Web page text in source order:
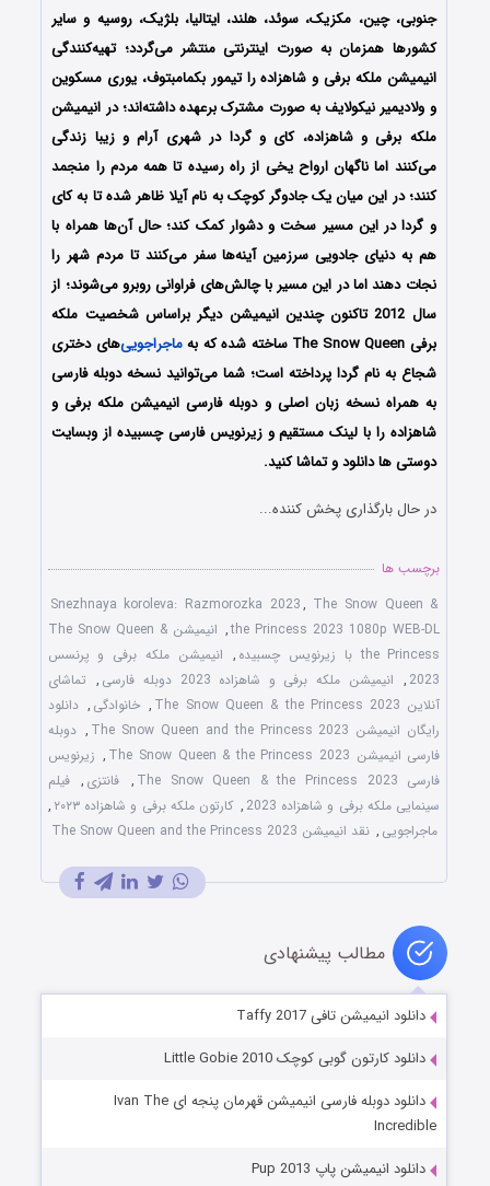
جنوبی، چین، مکزیک، سوئد، هلند، ایتالیا، بلژیک، روسیه و سایر
کشورها همزمان به صورت اینترنتی منتشر می‌گردد؛ تهیه‌کنندگی
انیمیشن ملکه برفی و شاهزاده را تیمور بکمامبتوف، یوری مسکوین
و ولادیمیر نیکولایف به صورت مشترک برعهده داشته‌اند؛ در انیمیشن
ملکه برفی و شاهزاده، کای و گردا در شهری آرام و زیبا زندگی
می‌کنند اما ناگهان ارواح یخی از راه رسیده تا همه مردم را منجمد
کنند؛ در این میان یک جادوگر کوچک به نام آیلا ظاهر شده تا به کای
و گردا در این مسیر سخت و دشوار کمک کند؛ حال آن‌ها همراه با
هم به دنیای جادویی سرزمین آینه‌ها سفر می‌کنند تا مردم شهر را
نجات دهند اما در این مسیر با چالش‌های فراوانی روبرو می‌شوند؛ از
سال 2012 تاکنون چندین انیمیشن دیگر براساس شخصیت ملکه
برفی The Snow Queen ساخته شده که به
ماجراجویی‌های دختری
شجاع به نام گردا پرداخته است؛ شما می‌توانید نسخه دوبله فارسی
به همراه نسخه زبان اصلی و دوبله فارسی انیمیشن ملکه برفی و
شاهزاده را با لینک مستقیم و زیرنویس فارسی چسبیده از وبسایت
دوستی ها دانلود و تماشا کنید.
در حال بارگذاری پخش کننده...
برچسب ها
Snezhnaya koroleva: Razmorozka 2023, The Snow Queen &
the Princess 2023 1080p WEB-DL
,
انیمیشن The Snow Queen &
the Princess با زیرنویس چسبیده
, انیمیشن ملکه برفی و پرنسس
2023
, انیمیشن ملکه برفی و شاهزاده 2023 دوبله فارسی , تماشای
آنلاین The Snow Queen & the Princess 2023
, خانوادگی , دانلود
رایگان انیمیشن The Snow Queen and the Princess 2023
, دوبله
فارسی انیمیشن The Snow Queen & the Princess 2023
, زیرنویس
فارسی The Snow Queen & the Princess 2023
, فانتزی , فیلم
سینمایی ملکه برفی و شاهزاده 2023
, کارتون ملکه برفی و شاهزاده ۲۰۲۳
,
ماجراجویی , نقد انیمیشن The Snow Queen and the Princess 2023
مطالب پیشنهادی
دانلود انیمیشن تافی Taffy 2017
دانلود کارتون گوبی کوچک Little Gobie 2010
دانلود دوبله فارسی انیمیشن قهرمان پنجه ای Ivan The
Incredible
دانلود انیمیشن پاپ Pup 2013